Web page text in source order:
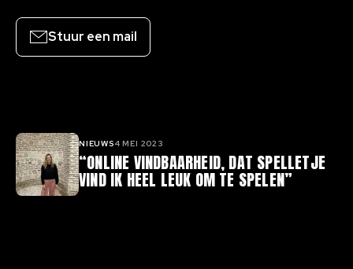
Stuur een mail
Gerelateerde artikelen
“ONLINE VINDBAARHEID, DAT SPELLETJE
VIND IK HEEL LEUK OM TE SPELEN”
NIEUWS4 MEI 2023